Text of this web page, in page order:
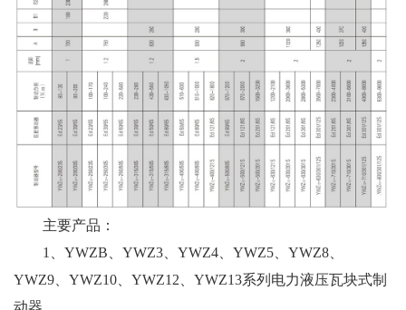
主要产品：
1、YWZB、YWZ3、YWZ4、YWZ5、YWZ8、
YWZ9、YWZ10、YWZ12、YWZ13系列电力液压瓦块式制
动器